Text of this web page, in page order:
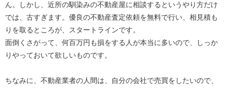
ん。しかし、近所の馴染みの不動産屋に相談するというやり方だけ
では、古すぎます。優良の不動産査定依頼を無料で行い、相見積も
りを取るところが、スタートラインです。
面倒くさがって、何百万円も損をする人が本当に多いので、しっか
りやっておいて欲しいものです。
ちなみに、不動産業者の人間は、自分の会社で売買をしたいので、